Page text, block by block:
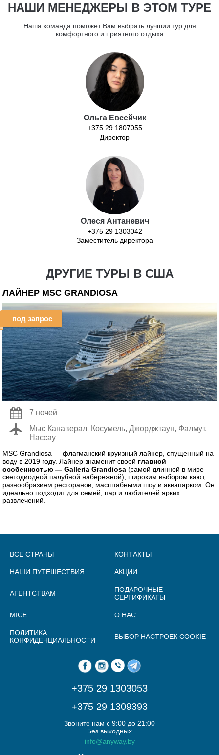
НАШИ МЕНЕДЖЕРЫ В ЭТОМ ТУРЕ
Наша команда поможет Вам выбрать лучший тур для
комфортного и приятного отдыха
Ольга Евсейчик
+375 29 1807055
Директор
Олеся Антаневич
+375 29 1303042
Заместитель директора
ДРУГИЕ ТУРЫ В США
ЛАЙНЕР MSC GRANDIOSA
под запрос
7 ночей
Мыс Канаверал, Косумель, Джорджтаун, Фалмут,
Нассау
MSC Grandiosa — флагманский круизный лайнер, спущенный на
воду в 2019 году. Лайнер знаменит своей главной
особенностью — Galleria Grandiosa (самой длинной в мире
светодиодной палубной набережной), широким выбором кают,
разнообразием ресторанов, масштабными шоу и аквапарком. Он
идеально подходит для семей, пар и любителей ярких
развлечений.
ВСЕ СТРАНЫ КОНТАКТЫ
НАШИ ПУТЕШЕСТВИЯ АКЦИИ
АГЕНТСТВАМ
ПОДАРОЧНЫЕ
СЕРТИФИКАТЫ
MICE О НАС
ПОЛИТИКА
КОНФИДЕНЦИАЛЬНОСТИ
ВЫБОР НАСТРОЕК COOKIE
+375 29 1303053
+375 29 1309393
Звоните нам с 9:00 до 21:00
Без выходных
info@anyway.by